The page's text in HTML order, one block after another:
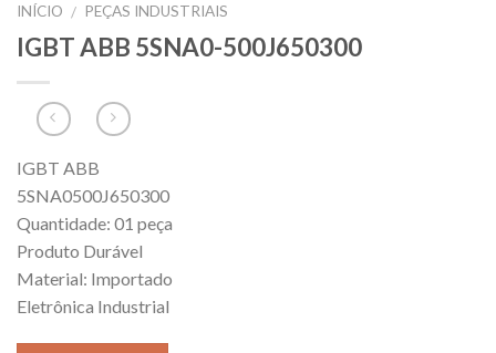
INÍCIO / PEÇAS INDUSTRIAIS
IGBT ABB 5SNA0-500J650300
IGBT ABB
5SNA0500J650300
Quantidade: 01 peça
Produto Durável
Material: Importado
Eletrônica Industrial